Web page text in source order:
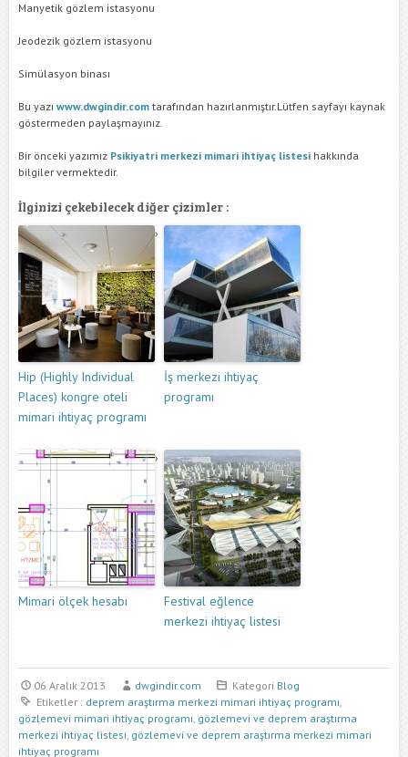
Manyetik gözlem istasyonu
Jeodezik gözlem istasyonu
Simülasyon binası
Bu yazı www.dwgindir.com tarafından hazırlanmıştır.Lütfen sayfayı kaynak
göstermeden paylaşmayınız.
Bir önceki yazımız Psikiyatri merkezi mimari ihtiyaç listesi hakkında
bilgiler vermektedir.
İlginizi çekebilecek diğer çizimler :
Hip (Highly Individual
Places) kongre oteli
mimari ihtiyaç programı
İş merkezi ihtiyaç
programı
Mimari ölçek hesabı
Festival eğlence
merkezi ihtiyaç listesi
06 Aralık 2013 dwgindir.com Kategori Blog
Etiketler : deprem araştırma merkezi mimari ihtiyaç programı,
gözlemevi mimari ihtiyaç programı, gözlemevi ve deprem araştırma
merkezi ihtiyaç listesi, gözlemevi ve deprem araştırma merkezi mimari
ihtiyaç programı